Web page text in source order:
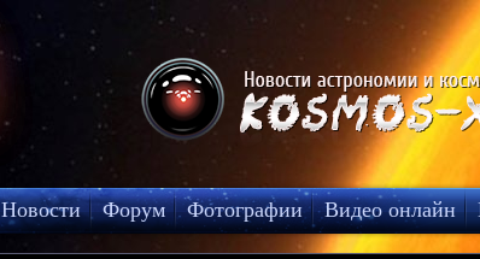
Новости Форум Фотографии Видео онлайн